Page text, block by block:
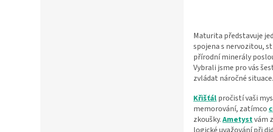
Maturita představuje
spojena s nervozitou,
přírodní minerály
Vybrali jsme pro vás
zvládat náročné situace.
Křišťálpročistí vaši
memorování, zatímco
zkoušky.Ametystvám
logické uvažování při